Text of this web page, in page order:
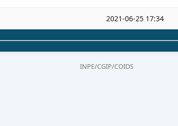
2021-06-25 17:34
INPE/CGIP/COIDS